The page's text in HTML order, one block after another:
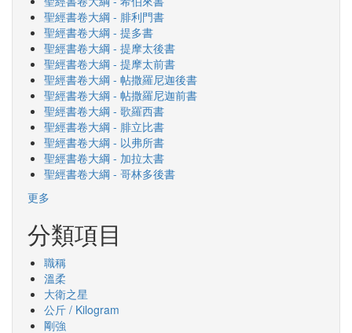
聖經書卷大綱 - 腓利門書
聖經書卷大綱 - 提多書
聖經書卷大綱 - 提摩太後書
聖經書卷大綱 - 提摩太前書
聖經書卷大綱 - 帖撒羅尼迦後書
聖經書卷大綱 - 帖撒羅尼迦前書
聖經書卷大綱 - 歌羅西書
聖經書卷大綱 - 腓立比書
聖經書卷大綱 - 以弗所書
聖經書卷大綱 - 加拉太書
聖經書卷大綱 - 哥林多後書
更多
分類項目
職稱
溫柔
大衛之星
公斤 / Kilogram
剛強